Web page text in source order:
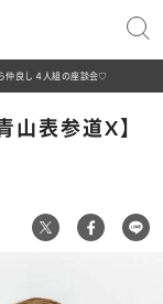
仲良し４人組の座談会♡
山表参道X】